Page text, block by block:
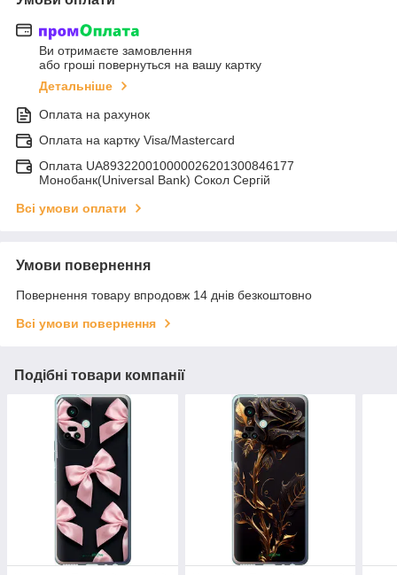
Ви отримаєте замовлення
або гроші повернуться на вашу картку
Детальніше
Оплата на рахунок
Оплата на картку Visa/Mastercard
Оплата UA893220010000026201300846177
Монобанк(Universal Bank) Сокол Сергій
Всі умови оплати
Умови повернення
Повернення товару впродовж 14 днів безкоштовно
Всі умови повернення
Подібні товари компанії